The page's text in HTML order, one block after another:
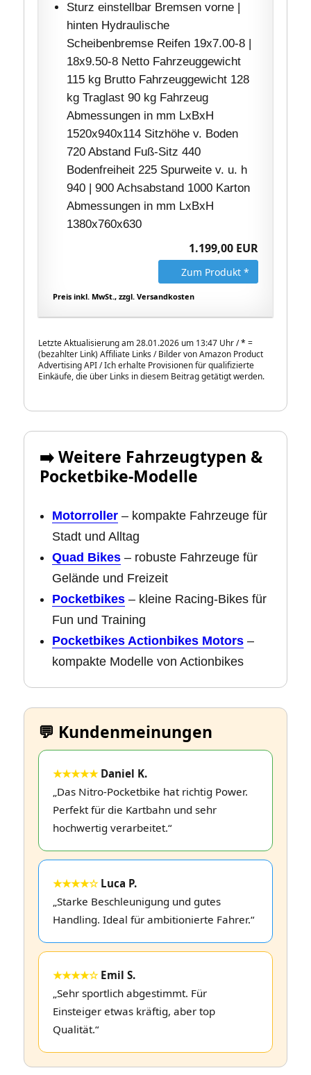
Sturz einstellbar Bremsen vorne |
hinten Hydraulische
Scheibenbremse Reifen 19x7.00-8 |
18x9.50-8 Netto Fahrzeuggewicht
115 kg Brutto Fahrzeuggewicht 128
kg Traglast 90 kg Fahrzeug
Abmessungen in mm LxBxH
1520x940x114 Sitzhöhe v. Boden
720 Abstand Fuß-Sitz 440
Bodenfreiheit 225 Spurweite v. u. h
940 | 900 Achsabstand 1000 Karton
Abmessungen in mm LxBxH
1380x760x630
1.199,00 EUR
Zum Produkt *
Preis inkl. MwSt., zzgl. Versandkosten
Letzte Aktualisierung am 28.01.2026 um 13:47 Uhr /* =
(bezahlter Link) Affiliate Links / Bilder von Amazon Product
Advertising API / Ich erhalte Provisionen für qualifizierte
Einkäufe, die über Links in diesem Beitrag getätigt werden.
➡️ Weitere Fahrzeugtypen &
Pocketbike‑Modelle
Motorroller – kompakte Fahrzeuge für
Stadt und Alltag
Quad Bikes – robuste Fahrzeuge für
Gelände und Freizeit
Pocketbikes – kleine Racing‑Bikes für
Fun und Training
Pocketbikes Actionbikes Motors –
kompakte Modelle von Actionbikes
💬 Kundenmeinungen
★★★★★Daniel K.
„Das Nitro‑Pocketbike hat richtig Power.
Perfekt für die Kartbahn und sehr
hochwertig verarbeitet.“
★★★★☆Luca P.
„Starke Beschleunigung und gutes
Handling. Ideal für ambitionierte Fahrer.“
★★★★☆Emil S.
„Sehr sportlich abgestimmt. Für
Einsteiger etwas kräftig, aber top
Qualität.“